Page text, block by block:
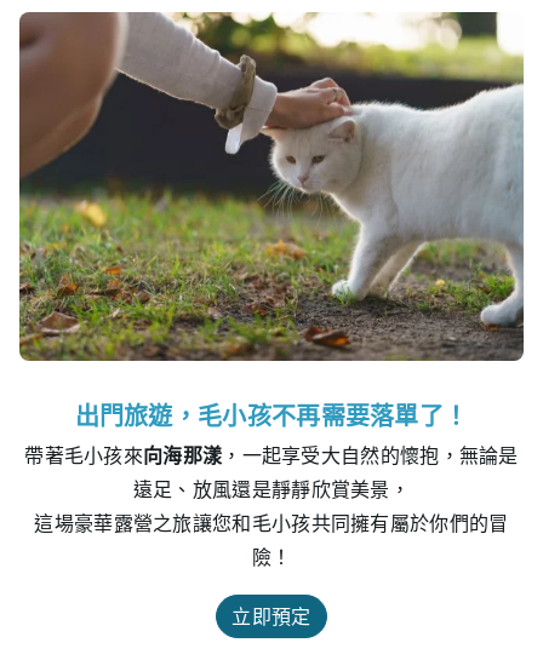
出門旅遊，毛小孩不再需要落單了！
帶著毛小孩來向海那漾 ，一起享受大自然的懷抱，無論是
遠足、放風還是靜靜欣賞美景，
這場豪華露營之旅讓您和毛小孩共同擁有屬於你們的冒
險！
立即預定